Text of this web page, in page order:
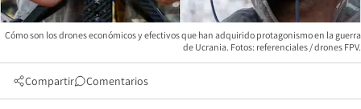
Cómo son los drones económicos y efectivos que han adquirido protagonismo en la guerra
de Ucrania. Fotos: referenciales / drones FPV.
Compartir Comentarios